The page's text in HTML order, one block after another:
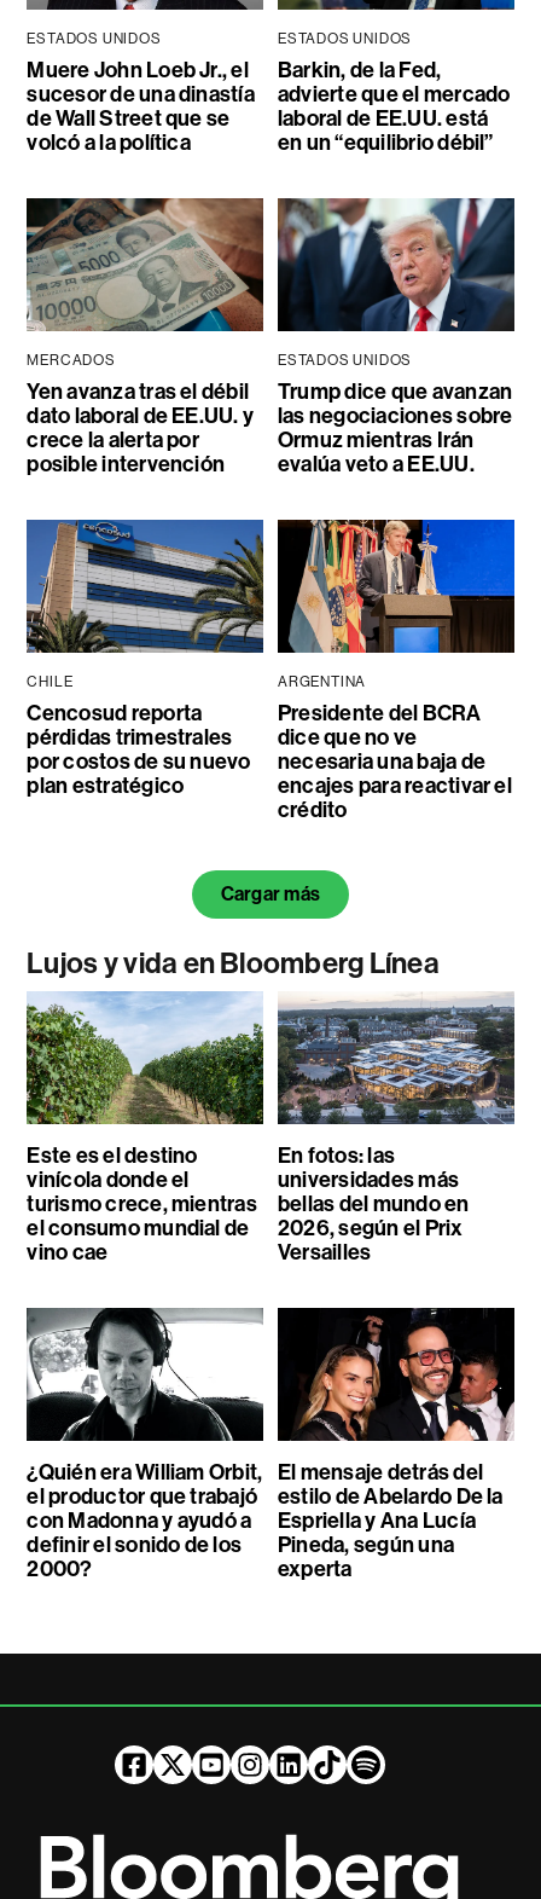
ESTADOS UNIDOS
Muere John Loeb Jr., el
sucesor de una dinastía
de Wall Street que se
volcó a la política
ESTADOS UNIDOS
Barkin, de la Fed,
advierte que el mercado
laboral de EE.UU. está
en un “equilibrio débil”
MERCADOS
Yen avanza tras el débil
dato laboral de EE.UU. y
crece la alerta por
posible intervención
ESTADOS UNIDOS
Trump dice que avanzan
las negociaciones sobre
Ormuz mientras Irán
evalúa veto a EE.UU.
CHILE
Cencosud reporta
pérdidas trimestrales
por costos de su nuevo
plan estratégico
ARGENTINA
Presidente del BCRA
dice que no ve
necesaria una baja de
encajes para reactivar el
crédito
Cargar más
Lujos y vida en Bloomberg Línea
Este es el destino
vinícola donde el
turismo crece, mientras
el consumo mundial de
vino cae
En fotos: las
universidades más
bellas del mundo en
2026, según el Prix
Versailles
¿Quién era William Orbit,
el productor que trabajó
con Madonna y ayudó a
definir el sonido de los
2000?
El mensaje detrás del
estilo de Abelardo De la
Espriella y Ana Lucía
Pineda, según una
experta